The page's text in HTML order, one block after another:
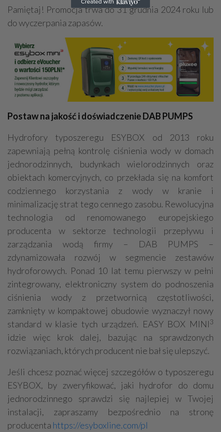
Pamiętaj! Promocja trwa do 31 grudnia 2024 roku lub
do wyczerpania zapasów.
Postaw na jakość i doświadczenie DAB PUMPS
Hydrofory typoszeregu ESYBOX od 2013 roku
zapewniają pełną kontrolę ciśnienia wody w domach
jednorodzinnych, budynkach wielorodzinnych oraz
obiektach komercyjnych, co przekłada się na komfort
codziennego korzystania z wody w kranie i
minimalizację strat tego cennego zasobu. Rewolucyjna
technologia od renomowanego europejskiego
producenta w sektorze technologii przepływu i
zarządzania wodą firmy – DAB PUMPS –
zdynamizowała rozwój w segmencie zestawów
hydroforowych. Ponad 10 lat temu pierwszy w pełni
zintegrowany, elektroniczny system do podnoszenia
ciśnienia wody z przetwornicą częstotliwości,
zamknięty w kompaktowej obudowie wyznaczył nowy
standard w klasie tych urządzeń. EASY BOX MINI3
idzie więc krok dalej, bazując na sprawdzonych
rozwiązaniach, których producent nie bał się ulepszyć.
Jeśli chcesz poznać więcej szczegółów o typoszeregu
ESYBOX, by zweryfikować, jaki hydrofor do domu
jednorodzinnego sprawdzi się najlepiej w Twojej
instalacji, zapraszamy bezpośrednio na stronę
producenta https://esyboxline.com/pl